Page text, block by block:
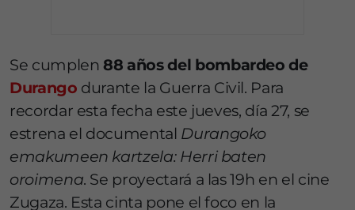
Se cumplen 88 años del bombardeo de
Durango durante la Guerra Civil. Para
recordar esta fecha este jueves, día 27, se
estrena el documental Durangoko
emakumeen kartzela: Herri baten
oroimena. Se proyectará a las 19h en el cine
Zugaza. Esta cinta pone el foco en la